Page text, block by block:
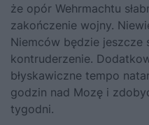
że opór Wehrmachtu
zakończenie wojny.
Niemców będzie jeszcze
kontruderzenie.
błyskawiczne tempo
godzin nad Mozę i
tygodni.